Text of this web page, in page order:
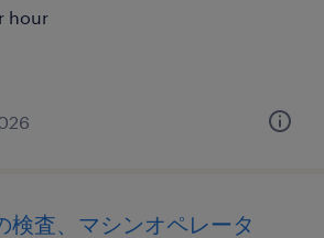
hour
検査、マシンオペレータ